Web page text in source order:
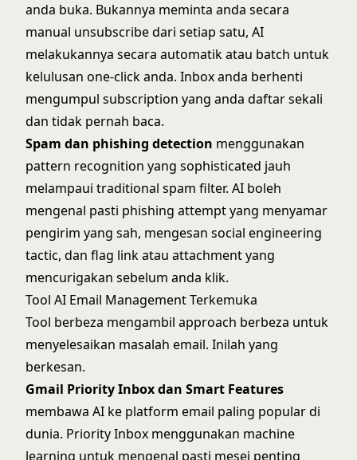
anda buka. Bukannya meminta anda secara
manual unsubscribe dari setiap satu, AI
melakukannya secara automatik atau batch untuk
kelulusan one-click anda. Inbox anda berhenti
mengumpul subscription yang anda daftar sekali
dan tidak pernah baca.
Spam dan phishing detection menggunakan
pattern recognition yang sophisticated jauh
melampaui traditional spam filter. AI boleh
mengenal pasti phishing attempt yang menyamar
pengirim yang sah, mengesan social engineering
tactic, dan flag link atau attachment yang
mencurigakan sebelum anda klik.
Tool AI Email Management Terkemuka
Tool berbeza mengambil approach berbeza untuk
menyelesaikan masalah email. Inilah yang
berkesan.
Gmail Priority Inbox dan Smart Features
membawa AI ke platform email paling popular di
dunia. Priority Inbox menggunakan machine
learning untuk mengenal pasti mesej penting